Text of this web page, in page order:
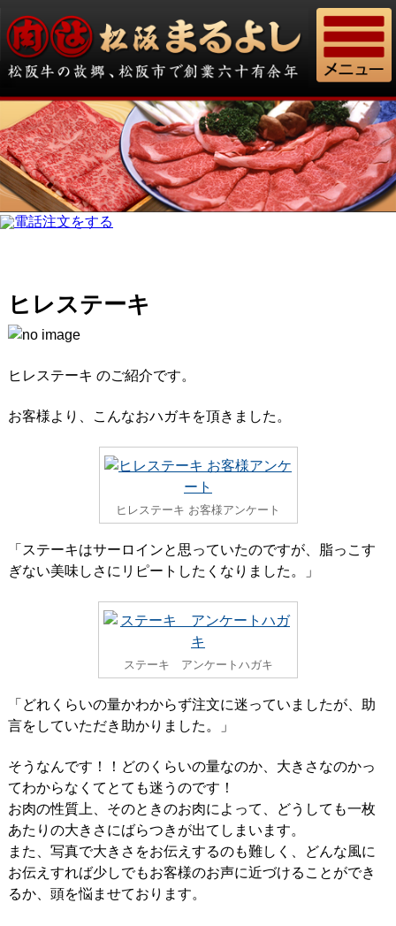
ヒレステーキ
ヒレステーキ のご紹介です。
お客様より、こんなおハガキを頂きました。
ヒレステーキ お客様アンケート
「ステーキはサーロインと思っていたのですが、脂っこす
ぎない美味しさにリピートしたくなりました。」
ステーキ アンケートハガキ
「どれくらいの量かわからず注文に迷っていましたが、助
言をしていただき助かりました。」
そうなんです！！どのくらいの量なのか、大きさなのかっ
てわからなくてとても迷うのです！
お肉の性質上、そのときのお肉によって、どうしても一枚
あたりの大きさにばらつきが出てしまいます。
また、写真で大きさをお伝えするのも難しく、どんな風に
お伝えすれば少しでもお客様のお声に近づけることができ
るか、頭を悩ませております。